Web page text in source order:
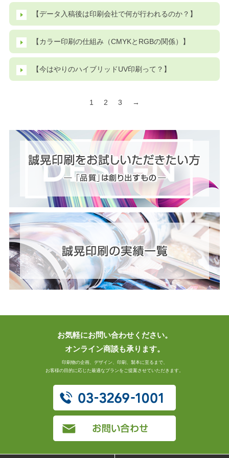
【データ入稿後は印刷会社で何が行われるのか？】
【カラー印刷の仕組み（CMYKとRGBの関係）】
【今はやりのハイブリッドUV印刷って？】
1 2 3 →
お気軽にお問い合わせください。
オンライン商談も承ります。
印刷物の企画、デザイン、印刷、製本に至るまで、
お客様の目的に応じた最適なプランをご提案させていただきます。